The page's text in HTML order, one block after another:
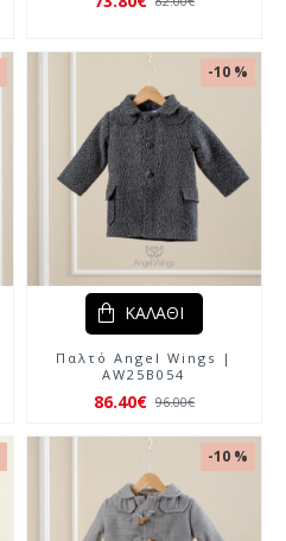
-10 %
Παλτό Angel Wings |
AW25B054
86.40€ 96.00€
ΚΑΛΆΘΙ
-10 %